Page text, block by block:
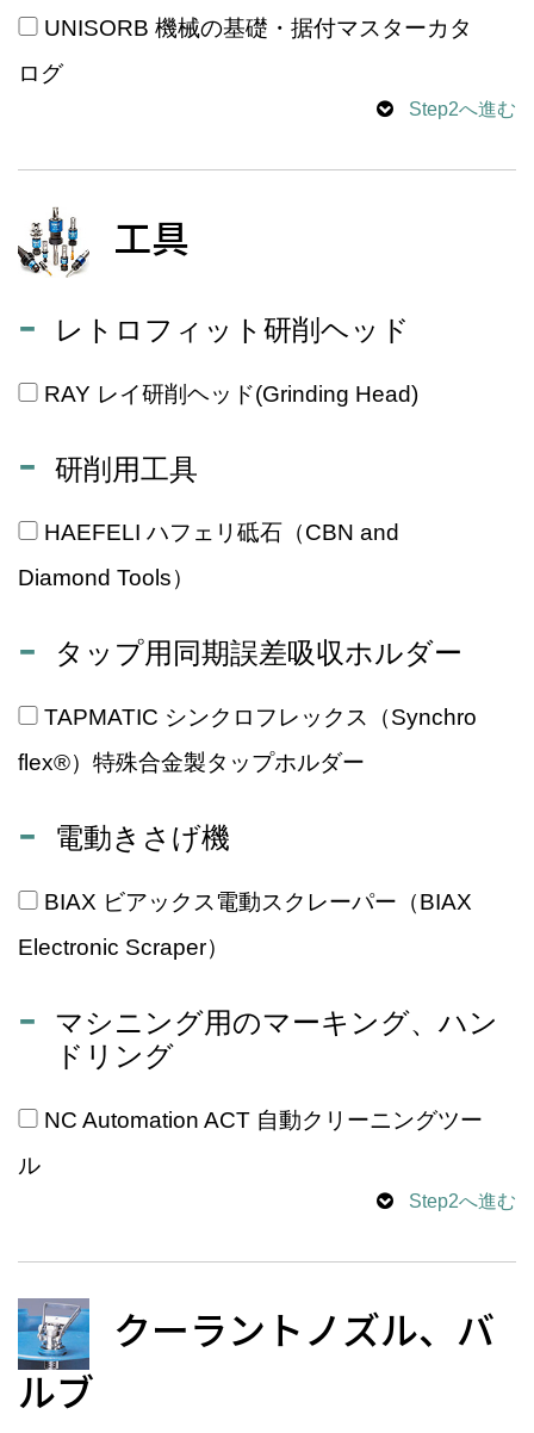
UNISORB 機械の基礎・据付マスターカタ
ログ
Step2へ進む
工具
レトロフィット研削ヘッド
RAY レイ研削ヘッド(Grinding Head)
研削用工具
HAEFELI ハフェリ砥石（CBN and
Diamond Tools）
タップ用同期誤差吸収ホルダー
TAPMATIC シンクロフレックス（Synchro
flex®）特殊合金製タップホルダー
電動きさげ機
BIAX ビアックス電動スクレーパー（BIAX
Electronic Scraper）
マシニング用のマーキング、ハン
ドリング
NC Automation ACT 自動クリーニングツー
ル
Step2へ進む
クーラントノズル、バ
ルブ